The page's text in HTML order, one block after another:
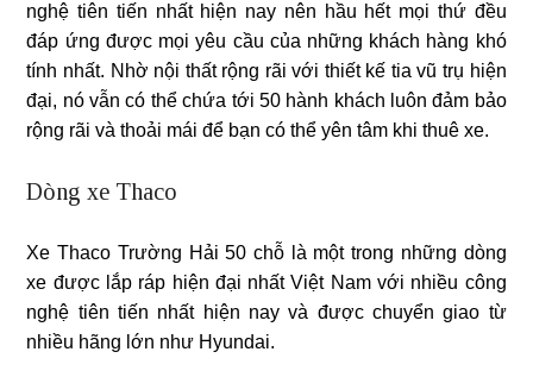
nghệ tiên tiến nhất hiện nay nên hầu hết mọi thứ đều
đáp ứng được mọi yêu cầu của những khách hàng khó
tính nhất. Nhờ nội thất rộng rãi với thiết kế tia vũ trụ hiện
đại, nó vẫn có thể chứa tới 50 hành khách luôn đảm bảo
rộng rãi và thoải mái để bạn có thể yên tâm khi thuê xe.
Dòng xe Thaco
Xe Thaco Trường Hải 50 chỗ là một trong những dòng
xe được lắp ráp hiện đại nhất Việt Nam với nhiều công
nghệ tiên tiến nhất hiện nay và được chuyển giao từ
nhiều hãng lớn như Hyundai.